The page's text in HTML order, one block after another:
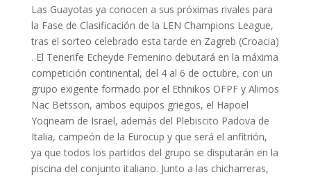
Las Guayotas ya conocen a sus próximas rivales para
la Fase de Clasificación de la LEN Champions League,
tras el sorteo celebrado esta tarde en Zagreb (Croacia)
. El Tenerife Echeyde Femenino debutará en la máxima
competición continental, del 4 al 6 de octubre, con un
grupo exigente formado por el Ethnikos OFPF y Alimos
Nac Betsson, ambos equipos griegos, el Hapoel
Yoqneam de Israel, además del Plebiscito Padova de
Italia, campeón de la Eurocup y que será el anfitrión,
ya que todos los partidos del grupo se disputarán en la
piscina del conjunto italiano. Junto a las chicharreras,